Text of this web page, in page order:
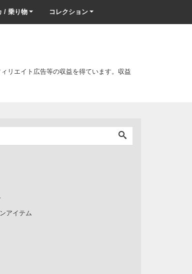
/ 乗り物 コレクション
リエイト広告等の収益を得ています。収益
アイテム